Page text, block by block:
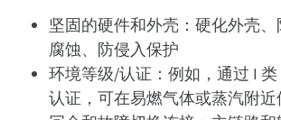
坚固的硬件和外壳：硬化外壳
腐蚀、防侵入保护
环境等级/认证：例如，通过 I 类
认证，可在易燃气体或蒸汽附近